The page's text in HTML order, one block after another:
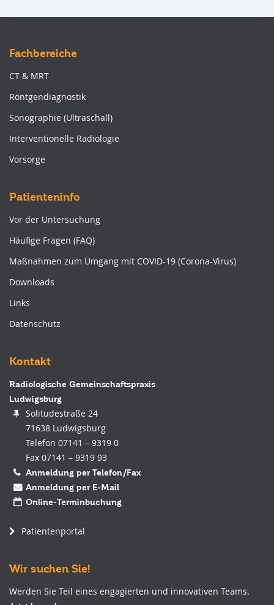
Fachbereiche
CT & MRT
Röntgendiagnostik
Sonographie (Ultraschall)
Interventionelle Radiologie
Vorsorge
Patienteninfo
Vor der Untersuchung
Häufige Fragen (FAQ)
Maßnahmen zum Umgang mit COVID-19 (Corona-Virus)
Downloads
Links
Datenschutz
Kontakt
Radiologische Gemeinschaftspraxis
Ludwigsburg
Solitudestraße 24
71638 Ludwigsburg
Telefon 07141 – 9319 0
Fax 07141 – 9319 93
Anmeldung per Telefon/Fax
Anmeldung per E-Mail
Online-Terminbuchung
Patientenportal
Wir suchen Sie!
Werden Sie Teil eines engagierten und innovativen Teams.